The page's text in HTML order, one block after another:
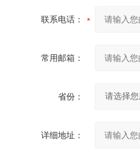
联系电话：
常用邮箱：
省份：
详细地址：